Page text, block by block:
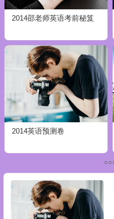
2014邵老师英语考前秘笈
2014英语预测卷